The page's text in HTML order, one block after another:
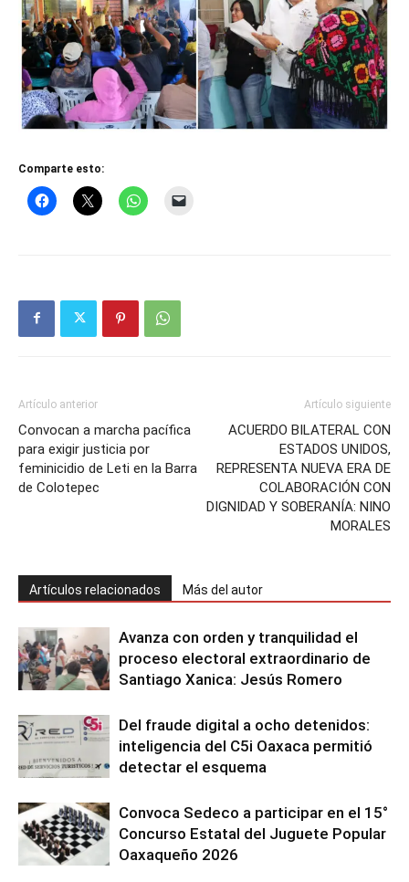
Comparte esto:
Artículo anterior
Convocan a marcha pacífica
para exigir justicia por
feminicidio de Leti en la Barra
de Colotepec
Artículo siguiente
ACUERDO BILATERAL CON
ESTADOS UNIDOS,
REPRESENTA NUEVA ERA DE
COLABORACIÓN CON
DIGNIDAD Y SOBERANÍA: NINO
MORALES
Artículos relacionados Más del autor
Avanza con orden y tranquilidad el
proceso electoral extraordinario de
Santiago Xanica: Jesús Romero
Del fraude digital a ocho detenidos:
inteligencia del C5i Oaxaca permitió
detectar el esquema
Convoca Sedeco a participar en el 15°
Concurso Estatal del Juguete Popular
Oaxaqueño 2026